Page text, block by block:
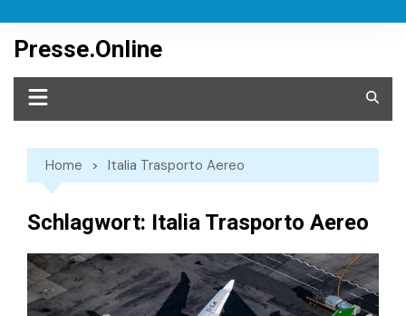
content
Presse.Online
Home Italia Trasporto Aereo
Schlagwort: Italia Trasporto Aereo